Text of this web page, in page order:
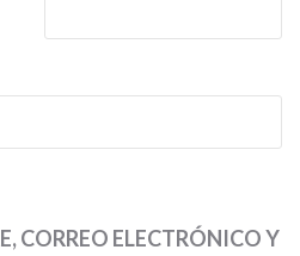
CORREO ELECTRÓNICO Y